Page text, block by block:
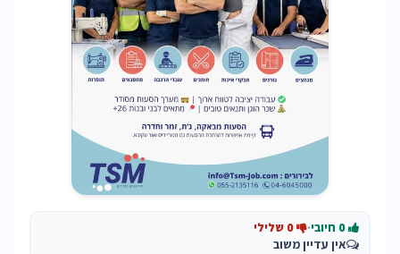
·
אין עדיין משוב